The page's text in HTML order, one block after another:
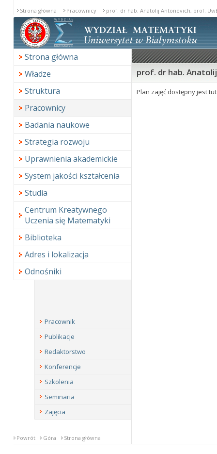
Strona główna Pracownicy prof. dr hab. Anatolij Antonevich, prof.
Strona główna
Władze
Struktura
Pracownicy
Badania naukowe
Strategia rozwoju
Uprawnienia akademickie
System jakości kształcenia
Studia
Centrum Kreatywnego
Uczenia się Matematyki
Biblioteka
Adres i lokalizacja
Odnośniki
prof. dr hab.
Plan zajęć dostępny jest
Pracownik
Publikacje
Redaktorstwo
Konferencje
Szkolenia
Seminaria
Zajęcia
Powrót Góra Strona główna